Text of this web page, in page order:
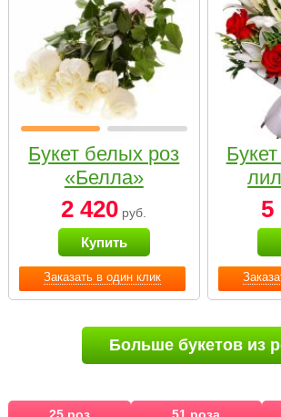
Заказать в один клик
Букет белых роз
«Белла»
2 420 руб.
Купить
5
Больше букетов из
25 роз 51 роза